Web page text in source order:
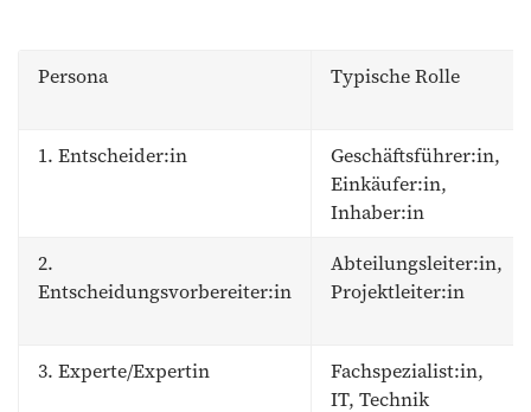
Persona Typische Rolle
1. Entscheider:in
Geschäftsführer:in,
Einkäufer:in,
Inhaber:in
2.
Entscheidungsvorbereiter:in
Abteilungsleiter:in,
Projektleiter:in
3. Experte/Expertin
Fachspezialist:in,
IT, Technik